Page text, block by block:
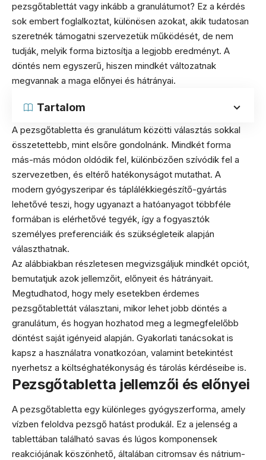
pezsgőtablettát vagy inkább a granulátumot? Ez a kérdés
sok embert foglalkoztat, különösen azokat, akik tudatosan
szeretnék támogatni szervezetük működését, de nem
tudják, melyik forma biztosítja a legjobb eredményt. A
döntés nem egyszerű, hiszen mindkét változatnak
megvannak a maga előnyei és hátrányai.
Tartalom
A pezsgőtabletta és granulátum közötti választás sokkal
összetettebb, mint elsőre gondolnánk. Mindkét forma
más-más módon oldódik fel, különbözően szívódik fel a
szervezetben, és eltérő hatékonyságot mutathat. A
modern gyógyszeripar és táplálékkiegészítő-gyártás
lehetővé teszi, hogy ugyanazt a hatóanyagot többféle
formában is elérhetővé tegyék, így a fogyasztók
személyes preferenciáik és szükségleteik alapján
választhatnak.
Az alábbiakban részletesen megvizsgáljuk mindkét opciót,
bemutatjuk azok jellemzőit, előnyeit és hátrányait.
Megtudhatod, hogy mely esetekben érdemes
pezsgőtablettát választani, mikor lehet jobb döntés a
granulátum, és hogyan hozhatod meg a legmegfelelőbb
döntést saját igényeid alapján. Gyakorlati tanácsokat is
kapsz a használatra vonatkozóan, valamint betekintést
nyerhetsz a költséghatékonyság és tárolás kérdéseibe is.
Pezsgőtabletta jellemzői és előnyei
A pezsgőtabletta egy különleges gyógyszerforma, amely
vízben feloldva pezsgő hatást produkál. Ez a jelenség a
tablettában található savas és lúgos komponensek
reakciójának köszönhető, általában citromsav és nátrium-